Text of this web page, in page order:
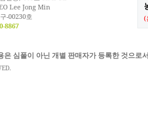
Lee Jong Min
-00230호
8867
(
은 심폴이 아닌 개별 판매자가 등록한 것으